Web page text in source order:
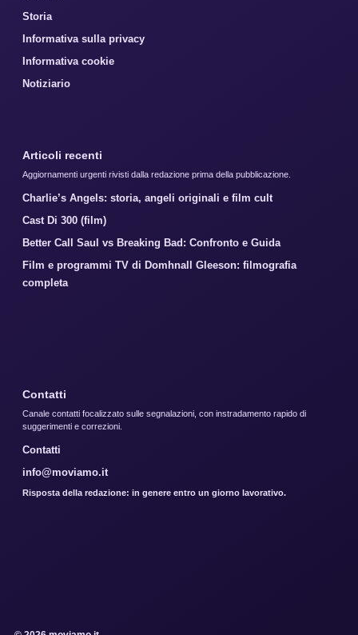
Storia
Informativa sulla privacy
Informativa cookie
Notiziario
Articoli recenti
Aggiornamenti urgenti rivisti dalla redazione prima della pubblicazione.
Charlie’s Angels: storia, angeli originali e film cult
Cast Di 300 (film)
Better Call Saul vs Breaking Bad: Confronto e Guida
Film e programmi TV di Domhnall Gleeson: filmografia
completa
Contatti
Canale contatti focalizzato sulle segnalazioni, con instradamento rapido di
suggerimenti e correzioni.
Contatti
info@moviamo.it
Risposta della redazione: in genere entro un giorno lavorativo.